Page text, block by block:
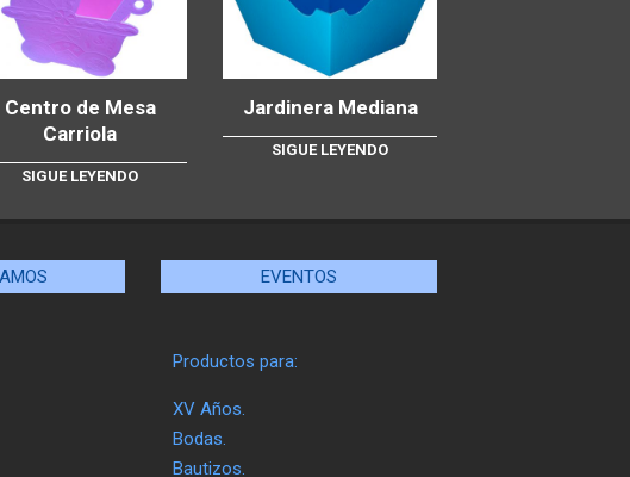
Centro de Mesa
Carriola
SIGUE LEYENDO
Jardinera Mediana
SIGUE LEYENDO
EVENTOS
Productos para:
XV Años.
Bodas.
Bautizos.